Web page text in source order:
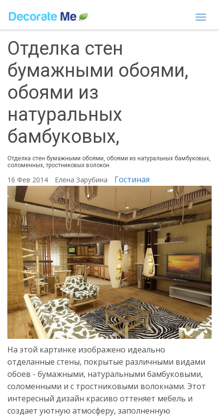
Отделка стен
бумажными обоями,
обоями из
натуральных
бамбуковых,
Отделка стен бумажными обоями, обоями из натуральных бамбуковых,
соломенных, тростниковых волокон.
16 Фев 2014 Елена Зарубина Гостиная
На этой картинке изображено идеально
отделанные стены, покрытые различными видами
обоев - бумажными, натуральными бамбуковыми,
соломенными и с тростниковыми волокнами. Этот
интересный дизайн красиво оттеняет мебель и
создает уютную атмосферу, заполненную